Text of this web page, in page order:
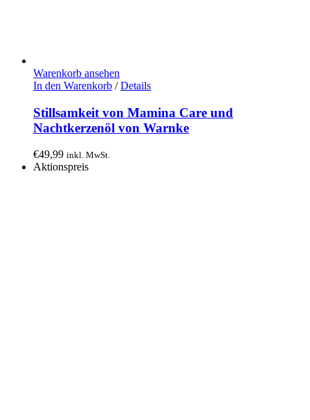
Warenkorb ansehen
In den Warenkorb / Details
Stillsamkeit von Mamina Care und
Nachtkerzenöl von Warnke
€49,99 inkl. MwSt.
Aktionspreis